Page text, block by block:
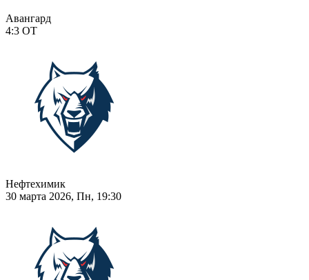
Авангард
4:3 ОТ
Нефтехимик
30 марта 2026, Пн, 19:30